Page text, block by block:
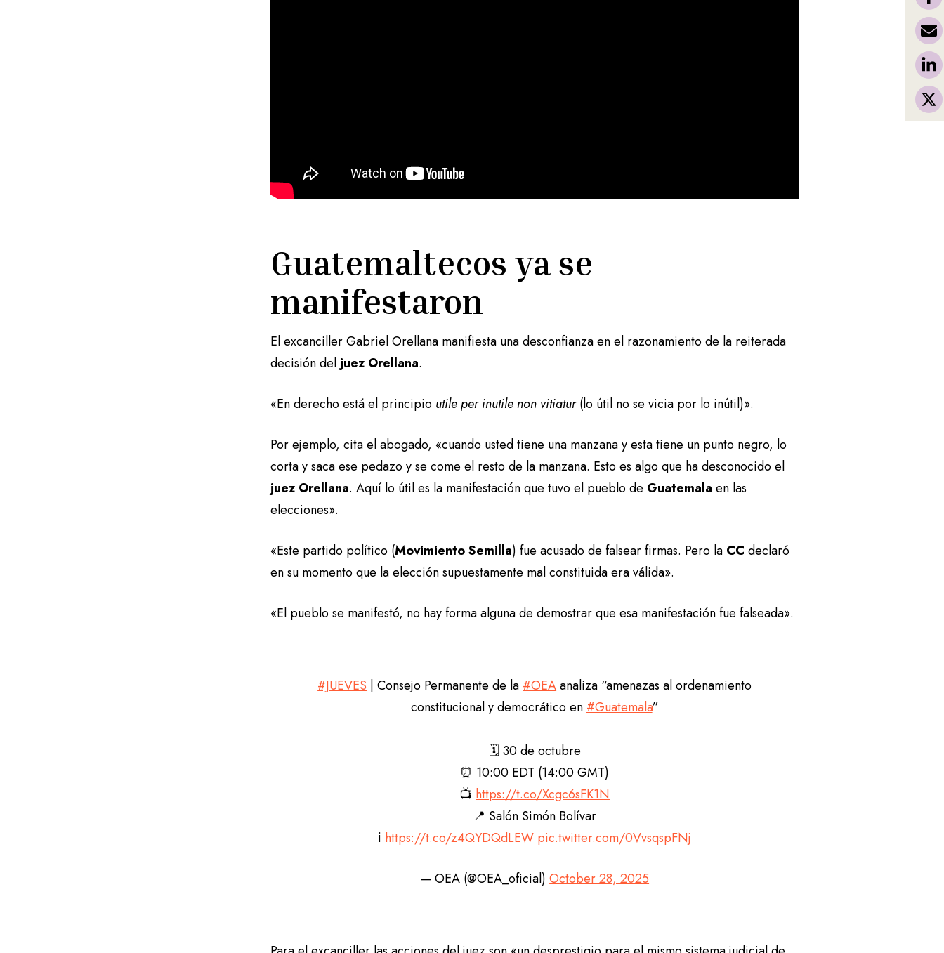
Guatemaltecos ya se
manifestaron
El excanciller Gabriel Orellana manifiesta una desconfianza en el razonamiento de la reiterada
decisión del juez Orellana.
«En derecho está el principio utile per inutile non vitiatur(lo útil no se vicia por lo inútil)».
Por ejemplo, cita el abogado, «cuando usted tiene una manzana y esta tiene un punto negro, lo
corta y saca ese pedazo y se come el resto de la manzana. Esto es algo que ha desconocido el
juez Orellana. Aquí lo útil es la manifestación que tuvo el pueblo de Guatemala en las
elecciones».
«Este partido político (Movimiento Semilla) fue acusado de falsear firmas. Pero la CC declaró
en su momento que la elección supuestamente mal constituida era válida».
«El pueblo se manifestó, no hay forma alguna de demostrar que esa manifestación fue falseada».
#JUEVES | Consejo Permanente de la #OEAanaliza “amenazas al ordenamiento
constitucional y democrático en #Guatemala”
🗓️ 30 de octubre
⏰ 10:00 EDT (14:00 GMT)
📺 https://t.co/Xcgc6sFK1N
📍 Salón Simón Bolívar
ℹ️ https://t.co/z4QYDQdLEW pic.twitter.com/0VvsqspFNj
— OEA (@OEA_oficial)October 28, 2025